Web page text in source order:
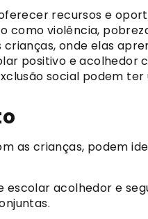
recursos e
como violência,
onde elas
positivo e acolhedor
social podem
as crianças, podem
acolhedor e